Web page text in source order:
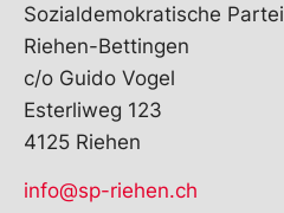
Sozialdemokratische Partei
Riehen-Bettingen
c/o Guido Vogel
Esterliweg 123
4125 Riehen
info@sp-riehen.ch